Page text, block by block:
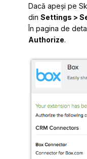
Dacă apeși pe
din Settings >
În pagina de
Authorize.